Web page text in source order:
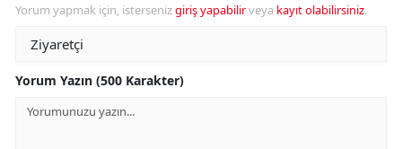
Yorum yapmak için, istersenizgiriş yapabilirveya kayıt olabilirsiniz.
Yorum Yazın (500 Karakter)